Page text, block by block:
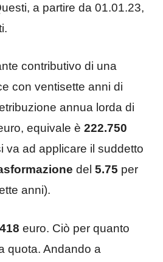
a partire da 01.01.23,
contributivo di una
con ventisette anni di
annua lorda di
equivale è 222.750
va ad applicare il suddetto
del 5.75 per
anni).
euro. Ciò per quanto
quota. Andando a